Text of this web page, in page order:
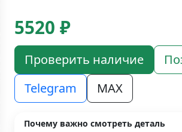
5520 ₽
Проверить наличие
Telegram
MAX
Почему важно смотреть деталь